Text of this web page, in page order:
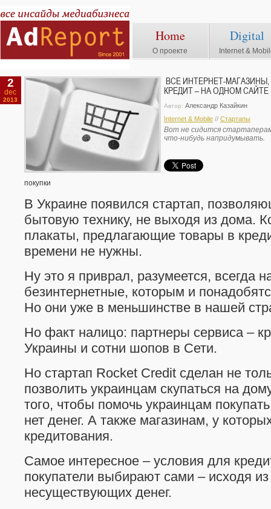
Home
О проекте
Digital
Internet &
2
dec
2013
покупки
ВСЕ ИНТЕРНЕТ-
КРЕДИТ – НА ОДНОМ САЙТЕ
Автор: Александр Казайкин
Internet & Mobile // Стартапы
Вот не сидится
что-нибудь напридумывать.
В Украине появился стартап,
бытовую технику, не выходя из дома.
плакаты, предлагающие товары в
времени не нужны.
Ну это я приврал, разумеется, всегда
безинтернетные, которым и
Но они уже в меньшинстве в нашей
Но факт налицо: партнеры сервиса –
Украины и сотни шопов в Сети.
Но стартап Rocket Credit сделан не
позволить украинцам скупаться на
того, чтобы помочь украинцам
нет денег. А также магазинам, у
кредитования.
Самое интересное – условия для
покупатели выбирают сами – исходя из
несуществующих денег.